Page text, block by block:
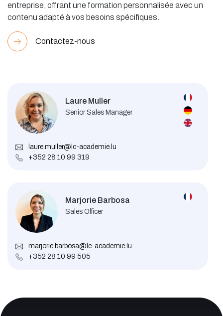
entreprise, offrant une formation personnalisée avec un
contenu adapté à vos besoins spécifiques.
Contactez-nous
Laure Muller
Senior Sales Manager
laure.muller@lc-academie.lu
+352 28 10 99 319
Marjorie Barbosa
Sales Officer
marjorie.barbosa@lc-academie.lu
+352 28 10 99 505